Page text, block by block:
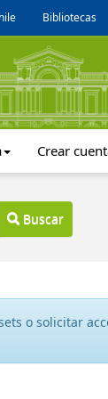
Bibliotecas
Crear
Buscar
o solicitar